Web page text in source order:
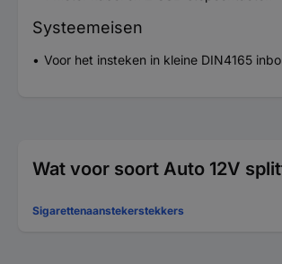
Systeemeisen
Voor het insteken in kleine DIN4165
Wat voor soort Auto 12V
Sigarettenaanstekerstekkers